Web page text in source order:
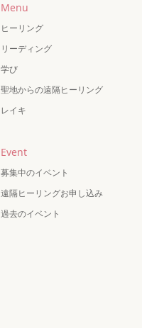
Menu
ヒーリング
リーディング
学び
聖地からの遠隔ヒーリング
レイキ
Event
募集中のイベント
遠隔ヒーリングお申し込み
過去のイベント